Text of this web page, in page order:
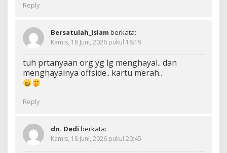
Reply
Bersatulah_Islam berkata:
Kamis, 18 Juni, 2026 pukul 18:19
tuh prtanyaan org yg lg menghayal.. dan
menghayalnya offside.. kartu merah..
Reply
dn. Dedi berkata:
Kamis, 18 Juni, 2026 pukul 20:45